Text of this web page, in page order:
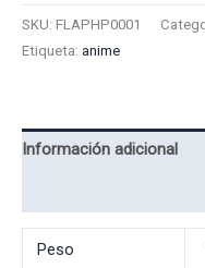
SKU: FLAPHP0001
Etiqueta: anime
Información adicional
Peso